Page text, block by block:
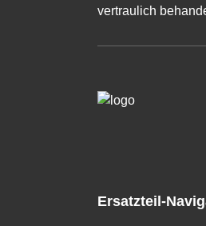
vertraulich
Ersatzteil-